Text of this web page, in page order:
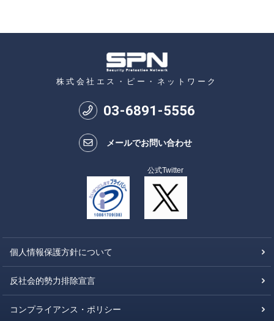
株式会社エス・ピー・ネットワーク
03-6891-5556
メールでお問い合わせ
公式Twitter
個人情報保護方針について
反社会的勢力排除宣言
コンプライアンス・ポリシー